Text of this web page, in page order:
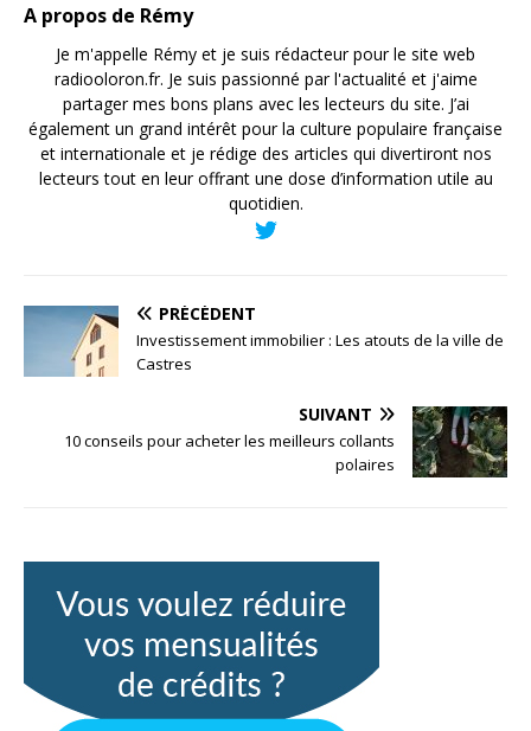
A propos de Rémy
Je m'appelle Rémy et je suis rédacteur pour le site web
radiooloron.fr. Je suis passionné par l'actualité et j'aime
partager mes bons plans avec les lecteurs du site. J’ai
également un grand intérêt pour la culture populaire française
et internationale et je rédige des articles qui divertiront nos
lecteurs tout en leur offrant une dose d’information utile au
quotidien.
PRÉCÉDENT
Investissement immobilier : Les atouts de la ville de
Castres
SUIVANT
10 conseils pour acheter les meilleurs collants
polaires